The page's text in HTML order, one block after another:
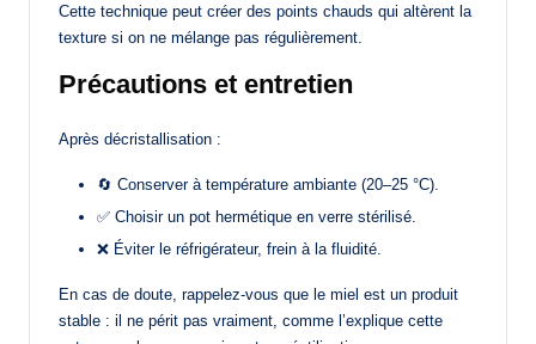
Cette technique peut créer des points chauds qui altèrent la
texture si on ne mélange pas régulièrement.
Précautions et entretien
Après décristallisation :
🔄 Conserver à température ambiante (20–25 °C).
✅ Choisir un pot hermétique en verre stérilisé.
❌ Éviter le réfrigérateur, frein à la fluidité.
En cas de doute, rappelez-vous que le miel est un produit
stable : il ne périt pas vraiment, comme l’explique cette